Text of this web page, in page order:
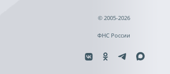
© 2005-2026
ФНС России